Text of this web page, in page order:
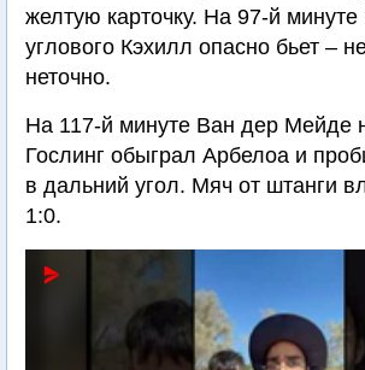
желтую карточку. На 97-й
углового Кэхилл опасно бьет –
неточно.
На 117-й минуте Ван дер Мейде
Гослинг обыграл Арбелоа и
в дальний угол. Мяч от штанги
1:0.